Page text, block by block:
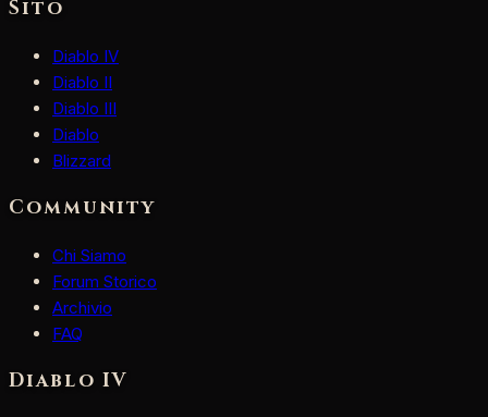
Sito
Diablo IV
Diablo II
Diablo III
Diablo
Blizzard
Community
Chi Siamo
Forum Storico
Archivio
FAQ
Diablo IV